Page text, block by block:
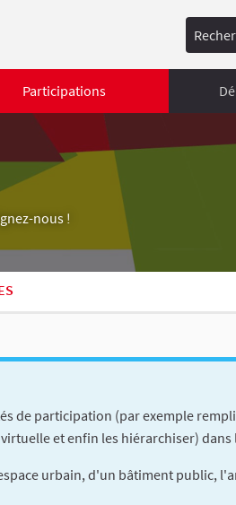
Participations
nous !
de participation (par exemple
et enfin les hiérarchiser)
urbain, d'un bâtiment public,